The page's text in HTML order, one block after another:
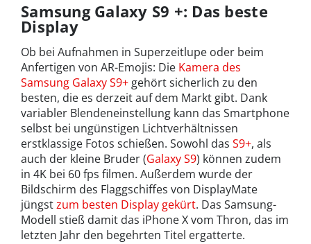
Samsung Galaxy S9 +: Das beste
Display
Ob bei Aufnahmen in Superzeitlupe oder beim
Anfertigen von AR-Emojis: Die Kamera des
Samsung Galaxy S9+ gehört sicherlich zu den
besten, die es derzeit auf dem Markt gibt. Dank
variabler Blendeneinstellung kann das Smartphone
selbst bei ungünstigen Lichtverhältnissen
erstklassige Fotos schießen. Sowohl das S9+, als
auch der kleine Bruder (Galaxy S9) können zudem
in 4K bei 60 fps filmen. Außerdem wurde der
Bildschirm des Flaggschiffes von DisplayMate
jüngstzum besten Display gekürt. Das Samsung-
Modell stieß damit das iPhone X vom Thron, das im
letzten Jahr den begehrten Titel ergatterte.